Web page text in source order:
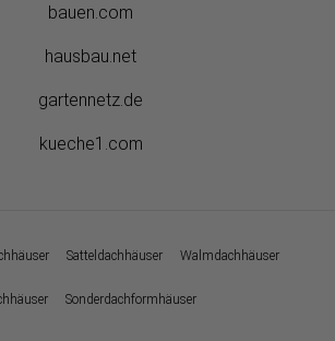
bauen.com
hausbau.net
gartennetz.de
kueche1.com
Satteldachhäuser Walmdachhäuser
Sonderdachformhäuser